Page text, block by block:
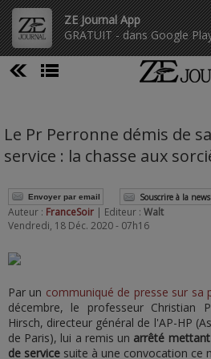
ZE Journal App
GRATUIT - dans Google
Le Pr Perronne démis de
service : la chasse aux
Envoyer par email Souscrire à la
Auteur : FranceSoir | Editeur : Walt
Vendredi, 18 Déc. 2020 - 07h16
Par un communiqué de presse sur sa
décembre, le professeur Christian
Hirsch, directeur général de l'AP-HP
de Paris), lui a remis un arrêté
de service suite à une convocation ce